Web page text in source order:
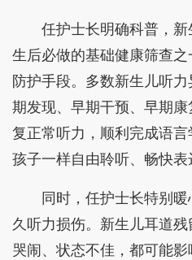
任护士长明确科普，
生后必做的基础健康筛查
防护手段。多数新生儿听
期发现、早期干预、早期
复正常听力，顺利完成语
孩子一样自由聆听、畅快表
同时，任护士长特别
久听力损伤。新生儿耳道
哭闹、状态不佳，都可能